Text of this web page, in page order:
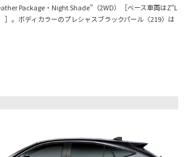
Package・Night Shade”（2WD）［ベース車両はZ“L
］。ボディカラーのプレシャスブラックパール〈219〉は